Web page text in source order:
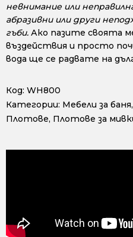
невнимание или
абразивни или други
гъби. Ако пазите своята
въздействия и просто
вода ще се радвате на
Код: WH800
Категории: Мебели за баня,
Плотове, Плотове за